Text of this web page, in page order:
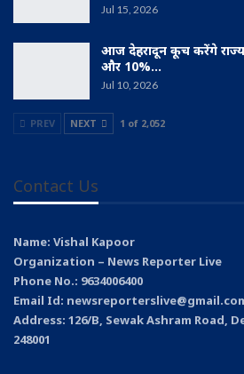
Jul 15, 2026
आज देहरादून कूच करेंगे
और 10%…
Jul 10, 2026
PREV NEXT 1 of 2,052
Contact Us
Name: Vishal Kapoor
Organization – News Reporter Live
Phone No.: 9634006400
Email Id:
Address: 126/B, Sewak Ashram Road,
248001